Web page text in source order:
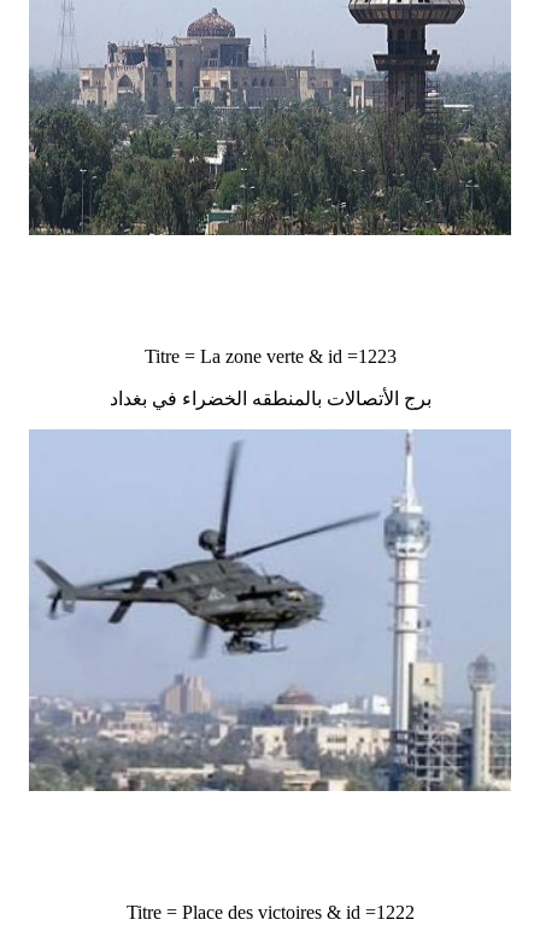
Titre = La zone verte & id =1223
برج الأتصالات بالمنطقه الخضراء في بغداد
Titre = Place des victoires & id =1222